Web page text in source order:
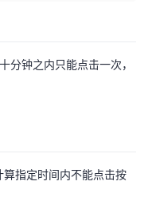
分钟之内只能点击一次，
指定时间内不能点击按